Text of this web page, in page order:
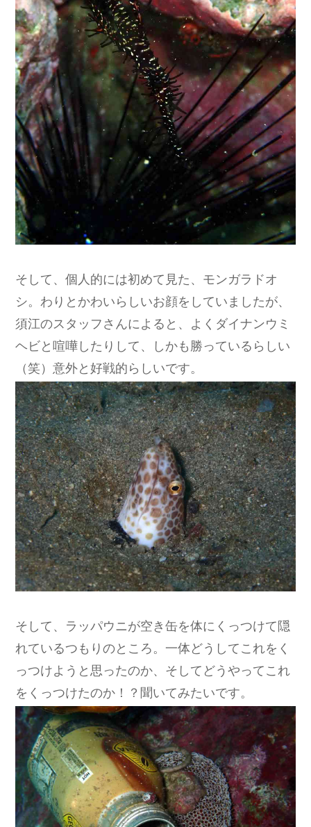
そして、個人的には初めて見た、モンガラドオ
シ。わりとかわいらしいお顔をしていましたが、
須江のスタッフさんによると、よくダイナンウミ
ヘビと喧嘩したりして、しかも勝っているらしい
（笑）意外と好戦的らしいです。
そして、ラッパウニが空き缶を体にくっつけて隠
れているつもりのところ。一体どうしてこれをく
っつけようと思ったのか、そしてどうやってこれ
をくっつけたのか！？聞いてみたいです。